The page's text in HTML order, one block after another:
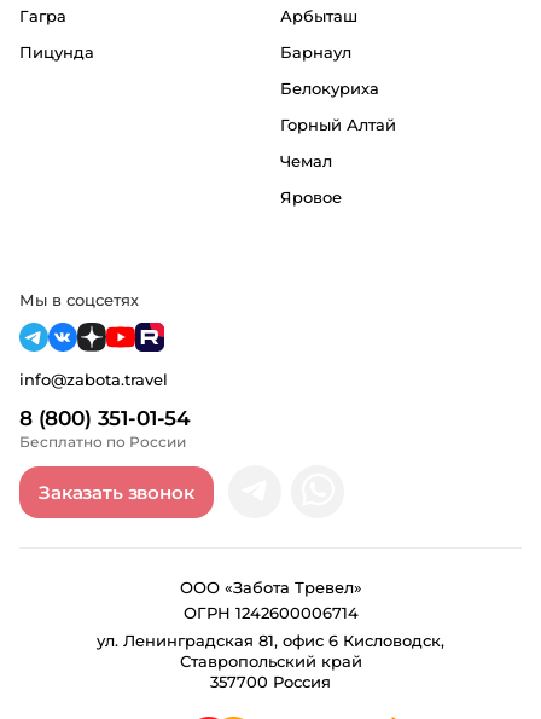
Гагра
Пицунда
Арбыташ
Барнаул
Белокуриха
Горный Алтай
Чемал
Яровое
8 (800) 351-01-54
Бесплатно по России
info@zabota.travel
Заказать звонок
Мы в соцсетях
ООО «Забота Тревел»
ОГРН 1242600006714
ул. Ленинградская 81, офис 6 Кисловодск,
Ставропольский край
357700 Россия